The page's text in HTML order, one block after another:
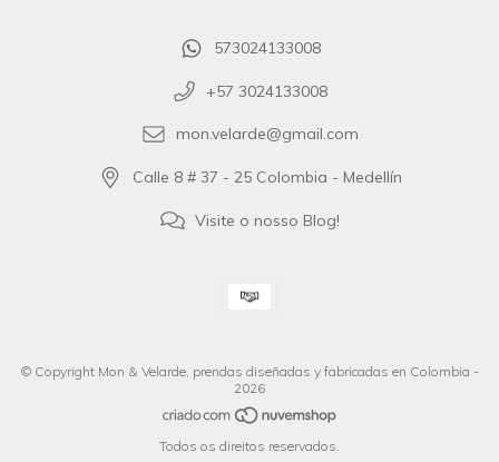
573024133008
+57 3024133008
mon.velarde@gmail.com
Calle 8 # 37 - 25 Colombia - Medellín
Visite o nosso Blog!
© Copyright Mon & Velarde, prendas diseñadas y fabricadas en Colombia -
2026
Todos os direitos reservados.